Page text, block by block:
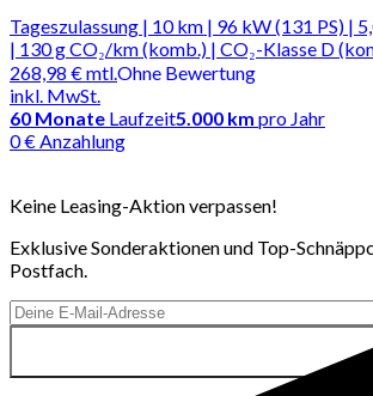
Tageszulassung | 10 km | 96 kW (131 PS) |
| 130 g CO₂/km (komb.) | CO₂-Klasse D
268,98 €mtl.
inkl. MwSt.
Ohne Bewertung
60 Monate Laufzeit5.000 km pro Jahr
0 € Anzahlung
Keine Leasing-Aktion verpassen!
Exklusive Sonderaktionen und Top-
Postfach.